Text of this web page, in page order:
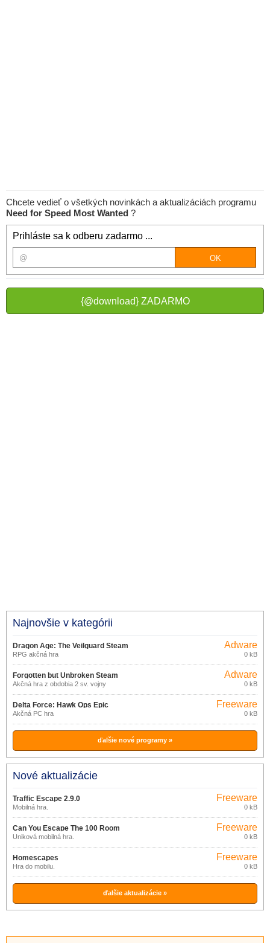
Chcete vedieť o všetkých novinkách a aktualizáciách programu
Need for Speed Most Wanted ?
Prihláste sa k odberu zadarmo ...
{@download} ZADARMO
Najnovšie v kategórii
Dragon Age: The Veilguard Steam
RPG akčná hra
Adware
0 kB
Forgotten but Unbroken Steam
Akčná hra z obdobia 2 sv. vojny
Adware
0 kB
Delta Force: Hawk Ops Epic
Games Store
Akčná PC hra
Freeware
0 kB
ďalšie nové programy »
Nové aktualizácie
Traffic Escape 2.9.0
Mobilná hra.
Freeware
0 kB
Can You Escape The 100 Room
Úniková mobilná hra.
Freeware
0 kB
Homescapes
Hra do mobilu.
Freeware
0 kB
ďalšie aktualizácie »